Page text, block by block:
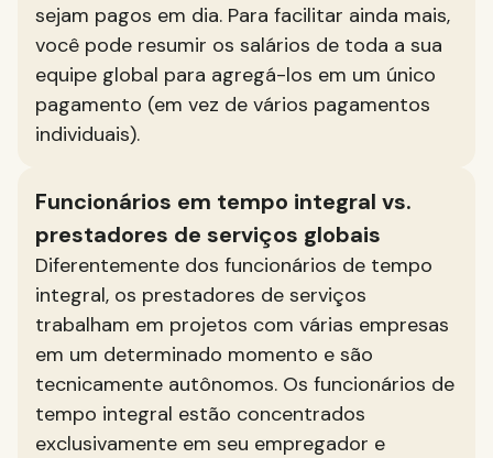
sejam pagos em dia. Para facilitar ainda mais,
você pode resumir os salários de toda a sua
equipe global para agregá-los em um único
pagamento (em vez de vários pagamentos
individuais).
Funcionários em tempo integral vs.
prestadores de serviços globais
Diferentemente dos funcionários de tempo
integral, os prestadores de serviços
trabalham em projetos com várias empresas
em um determinado momento e são
tecnicamente autônomos. Os funcionários de
tempo integral estão concentrados
exclusivamente em seu empregador e